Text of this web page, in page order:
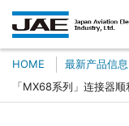
HOME 最新产品信息
「MX68系列」连接器